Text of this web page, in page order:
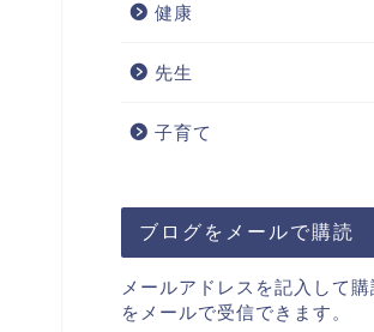
健康
先生
子育て
ブログをメールで購読
メールアドレスを記入して
をメールで受信できます。